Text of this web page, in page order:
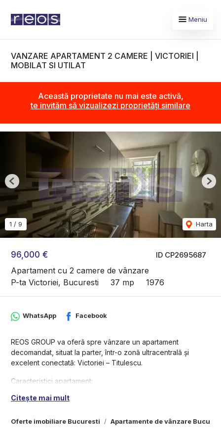
Meniu
VANZARE APARTAMENT 2 CAMERE | VICTORIEI |
MOBILAT SI UTILAT
Această proprietate nu mai este activă,
te invităm să vizualizezi proprietăți similare
ID CP2695687
96,000 €
Apartament cu 2 camere de vânzare
P-ta Victoriei, Bucuresti
37 mp 1976
1 / 9 Harta
Previous
Oferte imobiliare Bucuresti Apartamente de vânzare
WhatsApp Facebook
REOS GROUP va oferă spre vânzare un apartament
decomandat, situat la parter, într-o zonă ultracentrală și
excelent conectată: Victoriei – Titulescu.
Caracteristici apartament:
2 camere decomandate, cu compartimentare practică și ușor
Hol cu nișă utilă – ideală pentru dressing, spațiu de
Citește mai mult